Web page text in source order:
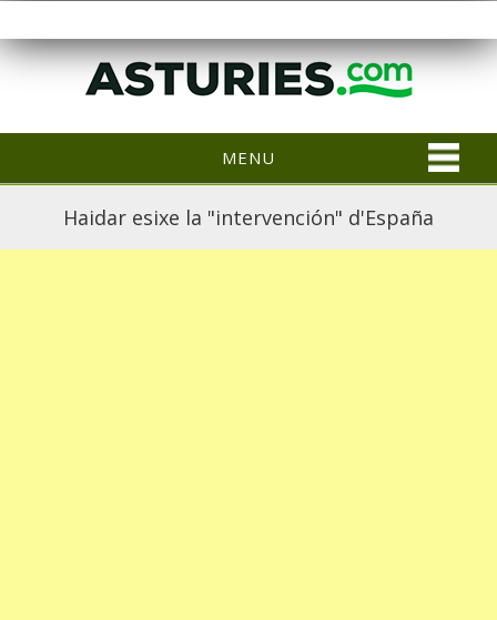
MENU
Haidar esixe la "intervención" d'España